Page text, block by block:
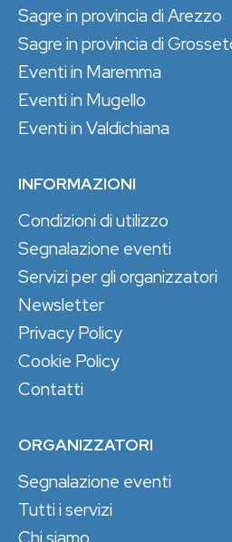
Sagre in provincia di Arezzo
Sagre in provincia di
Eventi in Maremma
Eventi in Mugello
Eventi in Valdichiana
INFORMAZIONI
Condizioni di utilizzo
Segnalazione eventi
Servizi per gli organizzatori
Newsletter
Privacy Policy
Cookie Policy
Contatti
ORGANIZZATORI
Segnalazione eventi
Tutti i servizi